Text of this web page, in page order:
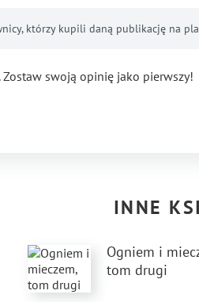
którzy kupili daną publikację na
Zostaw swoją opinię jako pierwszy!
INNE
Ogniem i
tom drugi